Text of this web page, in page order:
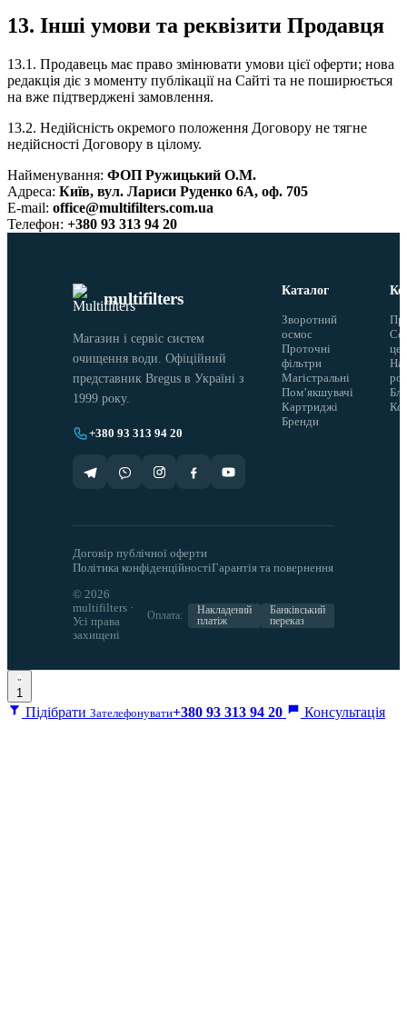
13. Інші умови та реквізити Продавця
13.1. Продавець має право змінювати умови цієї оферти; нова
редакція діє з моменту публікації на Сайті та не поширюється
на вже підтверджені замовлення.
13.2. Недійсність окремого положення Договору не тягне
недійсності Договору в цілому.
Найменування: ФОП Ружицький О.М.
Адреса: Київ, вул. Лариси Руденко 6А, оф. 705
E-mail: office@multifilters.com.ua
Телефон: +380 93 313 94 20
multifilters
Магазин і сервіс систем
очищення води. Офіційний
представник Bregus в Україні з
1999 року.
+380 93 313 94 20
Каталог
Зворотний
осмос
Проточні
фільтри
Магістральні
Помʼякшувачі
Картриджі
Бренди
Договір публічної оферти
Політика конфіденційностіГарантія та повернення
© 2026
multifilters ·
Усі права
захищені
Оплата:
Накладений
платіж
Банківський
переказ
1
Підібрати Зателефонувати+380 93 313 94 20 Консультація